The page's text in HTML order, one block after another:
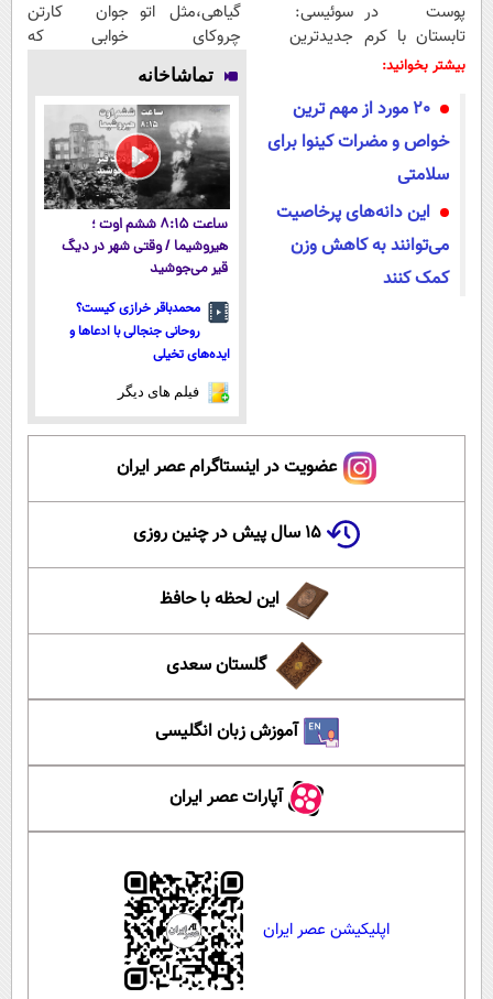
پوست در
تابستان با کرم
جوانساز آلمانی!
سوئیسی:
جدیدترین
پرداخت قسطی
گیاهی،مثل اتو
چروکای
پوستتوصاف
میکنه!50%تخفیف
جوان کارتن
خوابی که
بیشتر بخوانید:
20 مورد از مهم ترین
خواص و مضرات کینوا برای
سلامتی
این دانه‌های پرخاصیت
می‌توانند به کاهش وزن
کمک کنند
تماشاخانه
ساعت ۸:۱۵ ششم اوت ؛
هیروشیما / وقتی شهر در دیگ
قیر می‌جوشید
محمدباقر خرازی کیست؟
روحانی جنجالی با ادعاها و
ایده‌های تخیلی
فیلم های دیگر
عضویت در اینستاگرام عصر ایران
۱۵ سال پیش در چنین روزی
این لحظه با حافظ
گلستان سعدی
آموزش زبان انگلیسی
آپارات عصر ایران
اپلیکیشن عصر ایران